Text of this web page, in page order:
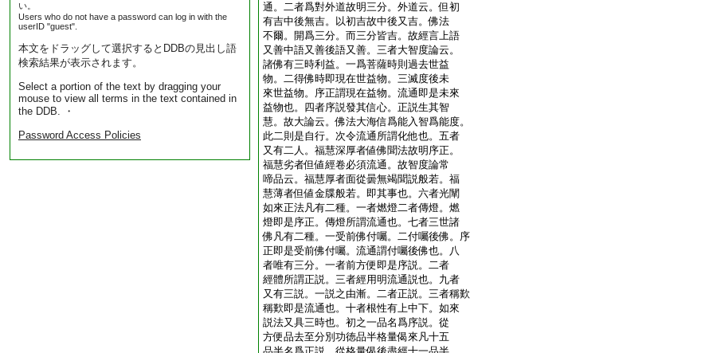
い。
Users who do not have a password can log in with the
userID "guest".
本文をドラッグして選択するとDDBの見出し語
検索結果が表示されます。
Select a portion of the text by dragging your
mouse to view all terms in the text contained in
the DDB. ・
Password Access Policies
通。二者爲對外道故明三分。外道云。但初
有吉中後無吉。以初吉故中後又吉。佛法
不爾。開爲三分。而三分皆吉。故經言上語
又善中語又善後語又善。三者大智度論云。
諸佛有三時利益。一爲菩薩時則過去世益
物。二得佛時即現在世益物。三滅度後未
來世益物。序正謂現在益物。流通即是未來
益物也。四者序説發其信心。正説生其智
慧。故大論云。佛法大海信爲能入智爲能度。
此二則是自行。次令流通所謂化他也。五者
又有二人。福慧深厚者値佛聞法故明序正。
福慧劣者但値經卷必須流通。故智度論常
啼品云。福慧厚者面從曇無竭聞説般若。福
慧薄者但値金牒般若。即其事也。六者光闡
如來正法凡有二種。一者燃燈二者傳燈。燃
燈即是序正。傳燈所謂流通也。七者三世諸
佛凡有二種。一受前佛付囑。二付囑後佛。序
正即是受前佛付囑。流通謂付囑後佛也。八
者唯有三分。一者前方便即是序説。二者
經體所謂正説。三者經用明流通説也。九者
又有三説。一説之由漸。二者正説。三者稱歎
稱歎即是流通也。十者根性有上中下。如來
説法又具三時也。初之一品名爲序説。從
方便品去至分別功徳品半格量偈來凡十五